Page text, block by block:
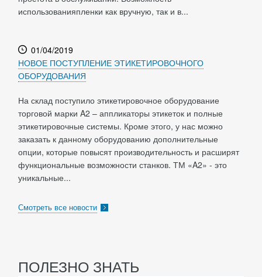
использованияпленки как вручную, так и в...
01/04/2019
НОВОЕ ПОСТУПЛЕНИЕ ЭТИКЕТИРОВОЧНОГО
ОБОРУДОВАНИЯ
На склад поступило этикетировочное оборудование
торговой марки A2 – аппликаторы этикеток и полные
этикетировочные системы. Кроме этого, у нас можно
заказать к данному оборудованию дополнительные
опции, которые повысят производительность и расширят
функциональные возможности станков. ТМ «A2» - это
уникальные...
Смотреть все новости
ПОЛЕЗНО ЗНАТЬ